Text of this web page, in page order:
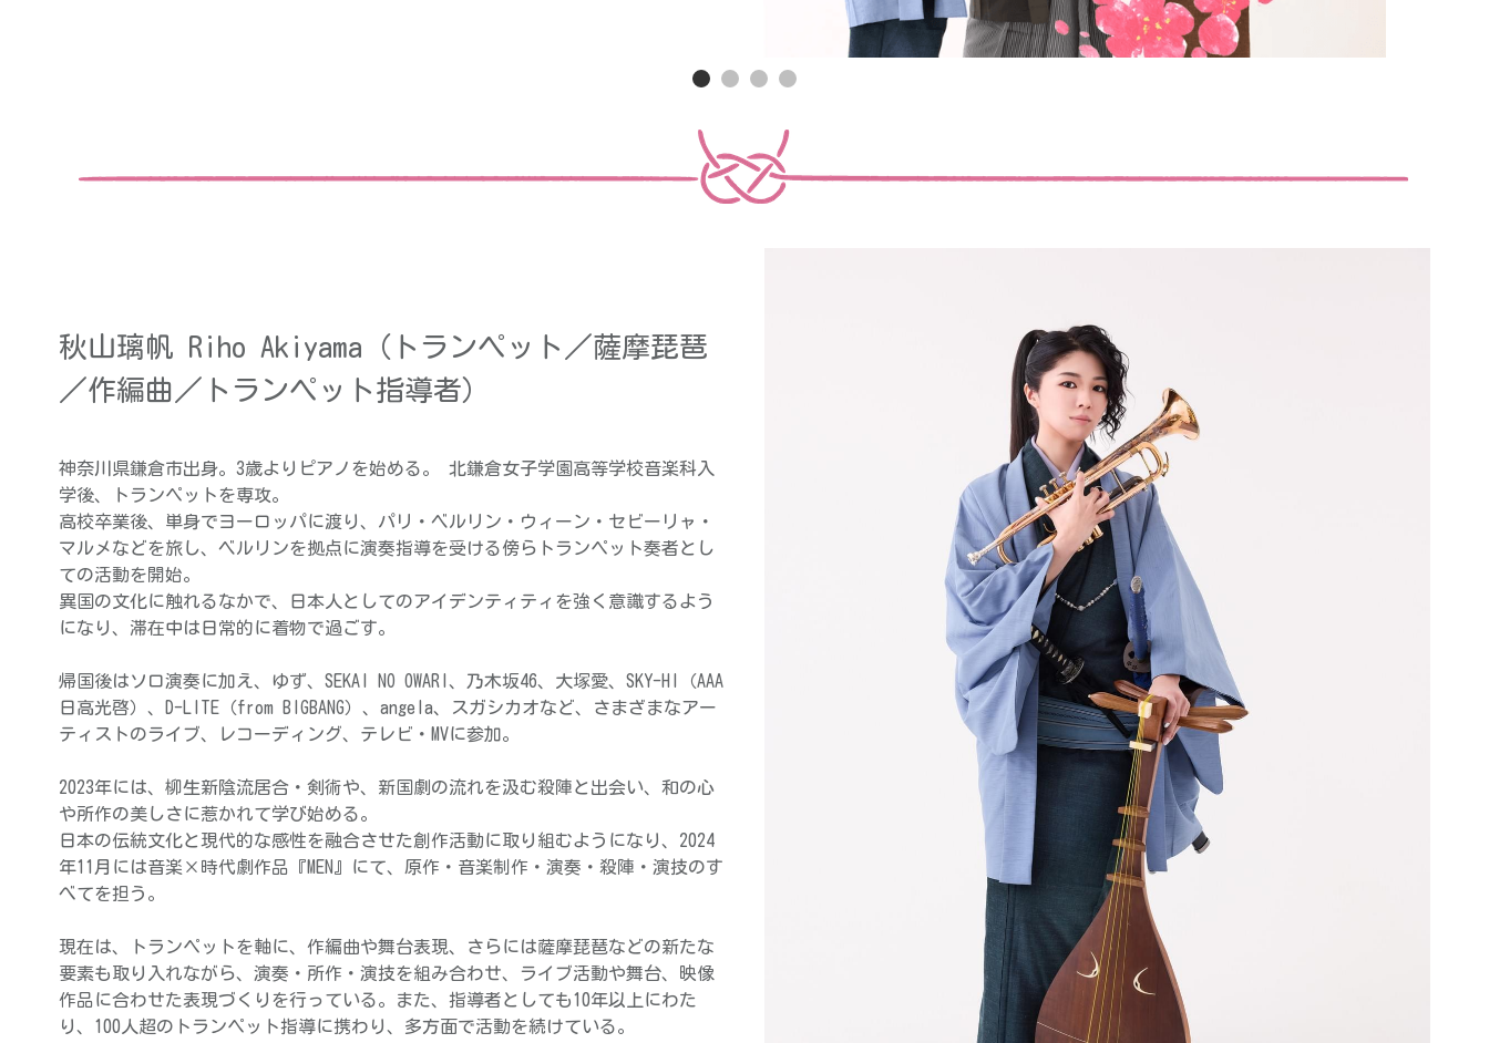
秋山璃帆 Riho Akiyama（トランペット／薩摩琵琶
／
作編曲／トランペット指導者）
神奈川県鎌倉市出身。3歳よりピアノを始める。 北鎌倉女子学園高等学校音楽科入
学後、トランペットを専攻。
高校卒業後、単身でヨーロッパに渡り、
パリ・ベルリン・ウィーン・セビーリャ・
マルメなどを旅し、
ての活動を開始。
異国の文化に触れるなかで、日本人としてのアイデンティティを強く意識するよう
帰国後はソロ演奏に加え、ゆず、SEKAI NO OWARI、乃木坂46、大塚愛、SKY-HI（AAA
日高光啓）、D-LITE（from BIGBANG）、angela、スガシカオなど、さまざまなアー
2023年には、柳生新陰流居合・剣術や、新国劇の流れを汲む殺陣と出会い、和の心
や所作の美しさに惹かれて学び始める。
日本の伝統文化と現代的な感性を融合させた創作活動に取り組むようになり、2024
年11月には音楽×時代劇作品『MEN』にて、原作・音楽制作・演奏・殺陣・演技のす
現在は、トランペットを軸に、作編曲や舞台表現、さらには薩摩琵琶などの新たな
要素も取り入れながら、演奏・所作・演技を組み合わせ、ライブ活動や舞台、映像
作品に合わせた表現づくりを行っている。また、指導者としても10年以上にわた